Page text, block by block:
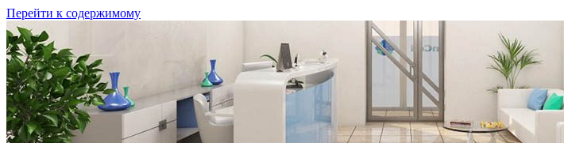
Перейти к содержимому